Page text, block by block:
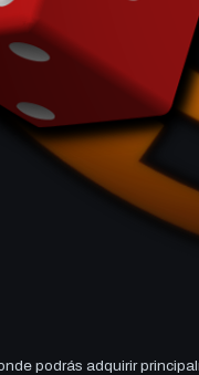
podrás adquirir